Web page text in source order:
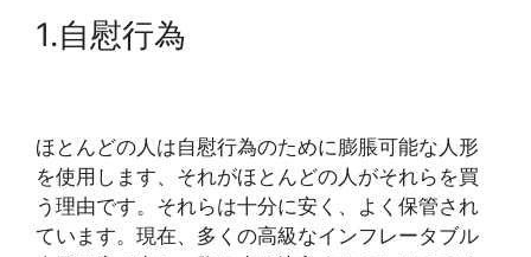
1.自慰行為
ほとんどの人は自慰行為のために膨脹可能な人形
を使用します、それがほとんどの人がそれらを買
う理由です。それらは十分に安く、よく保管され
ています。現在、多くの高級なインフレータブル